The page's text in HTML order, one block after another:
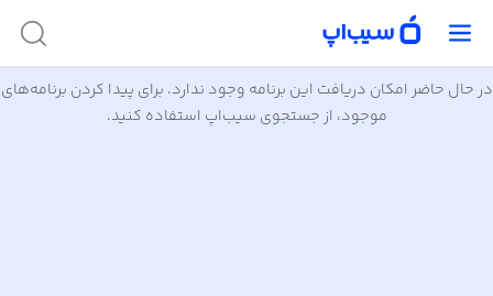
در حال حاضر امکان دریافت این برنامه وجود ندارد. برای پیدا کردن برنامه‌های
موجود، از جستجوی سیب‌اپ استفاده کنید.